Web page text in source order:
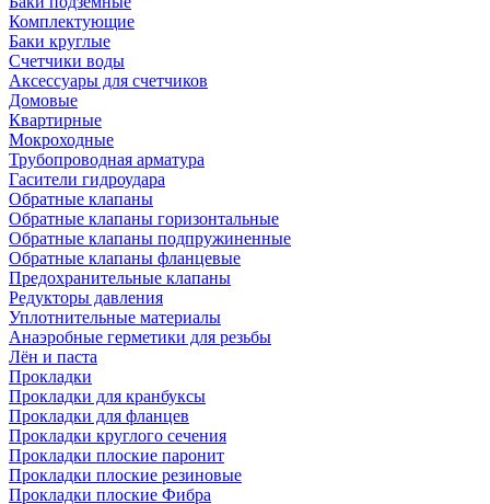
Комплектующие
Баки круглые
Счетчики воды
Аксессуары для счетчиков
Домовые
Квартирные
Мокроходные
Трубопроводная арматура
Гасители гидроудара
Обратные клапаны
Обратные клапаны горизонтальные
Обратные клапаны подпружиненные
Обратные клапаны фланцевые
Предохранительные клапаны
Редукторы давления
Уплотнительные материалы
Анаэробные герметики для резьбы
Лён и паста
Прокладки
Прокладки для кранбуксы
Прокладки для фланцев
Прокладки круглого сечения
Прокладки плоские паронит
Прокладки плоские резиновые
Прокладки плоские Фибра